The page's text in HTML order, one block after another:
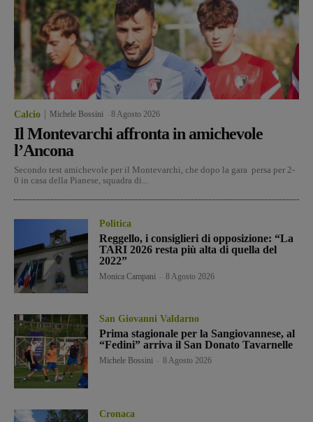
Calcio Michele Bossini 8 Agosto 2026
Il Montevarchi affronta in amichevole
l’Ancona
Secondo test amichevole per il Montevarchi, che dopo la gara persa per 2-
0 in casa della Pianese, squadra di...
Politica
Reggello, i consiglieri di opposizione: “La
TARI 2026 resta più alta di quella del
2022”
Monica Campani 8 Agosto 2026
San Giovanni Valdarno
Prima stagionale per la Sangiovannese, al
“Fedini” arriva il San Donato Tavarnelle
Michele Bossini 8 Agosto 2026
Cronaca